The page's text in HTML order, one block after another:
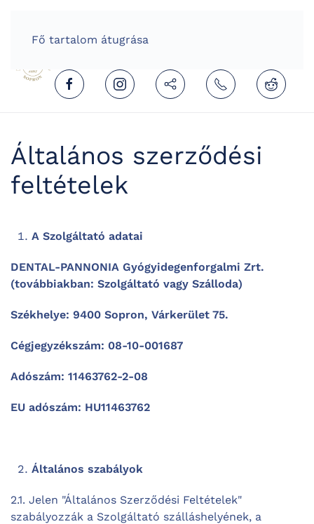
Fő tartalom átugrása
Általános szerződési
feltételek
A Szolgáltató adatai
DENTAL-PANNONIA Gyógyidegenforgalmi Zrt.
(továbbiakban: Szolgáltató vagy Szálloda)
Székhelye: 9400 Sopron, Várkerület 75.
Cégjegyzékszám: 08-10-001687
Adószám: 11463762-2-08
EU adószám: HU11463762
Általános szabályok
2.1. Jelen "Általános Szerződési Feltételek"
szabályozzák a Szolgáltató szálláshelyének, a